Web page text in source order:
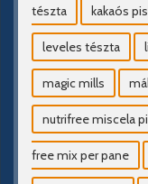
tészta kakaós
leveles tészta
magic mills
nutrifree miscela
free mix per pane